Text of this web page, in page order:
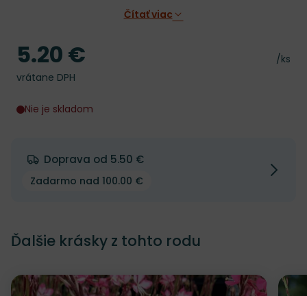
Čítať viac
Cena
/ks
Cena
5.20 €
vrátane DPH
Nie je skladom
Doprava od 5.50 €
Zadarmo nad 100.00 €
Ďalšie krásky z tohto rodu